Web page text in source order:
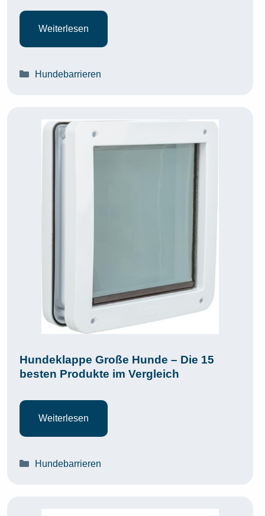
Weiterlesen
Kategorien
Hundebarrieren
Hundeklappe Große Hunde – Die 15
besten Produkte im Vergleich
Weiterlesen
Kategorien
Hundebarrieren